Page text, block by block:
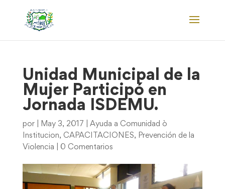
Unidad Municipal de la
Mujer Participó en
Jornada ISDEMU.
por May 3, 2017
Ayuda a Comunidad ò
Institucion, CAPACITACIONES, Prevención de la
Violencia
0 Comentarios